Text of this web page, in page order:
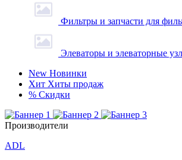
Фильтры и запчасти для
Элеваторы и элеваторные
New Новинки
Хит Хиты продаж
% Скидки
Производители
ADL